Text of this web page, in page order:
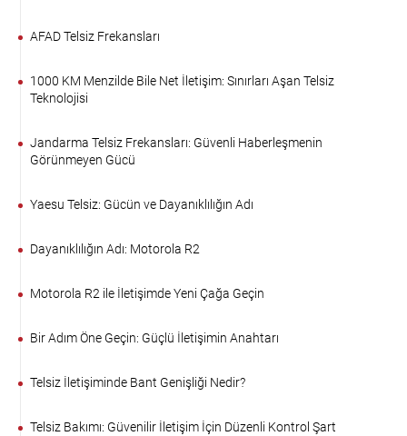
AFAD Telsiz Frekansları
1000 KM Menzilde Bile Net İletişim: Sınırları Aşan Telsiz
Teknolojisi
Jandarma Telsiz Frekansları: Güvenli Haberleşmenin
Görünmeyen Gücü
Yaesu Telsiz: Gücün ve Dayanıklılığın Adı
Dayanıklılığın Adı: Motorola R2
Motorola R2 ile İletişimde Yeni Çağa Geçin
Bir Adım Öne Geçin: Güçlü İletişimin Anahtarı
Telsiz İletişiminde Bant Genişliği Nedir?
Telsiz Bakımı: Güvenilir İletişim İçin Düzenli Kontrol Şart